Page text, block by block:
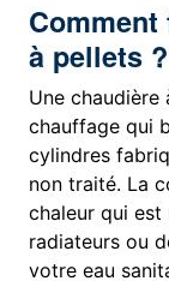
à pellets ?
Une chaudière
chauffage qui
cylindres
non traité. La
chaleur qui est
radiateurs ou
votre eau